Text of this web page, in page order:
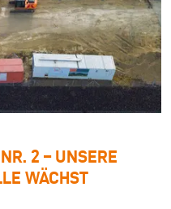
2 – UNSERE
WÄCHST